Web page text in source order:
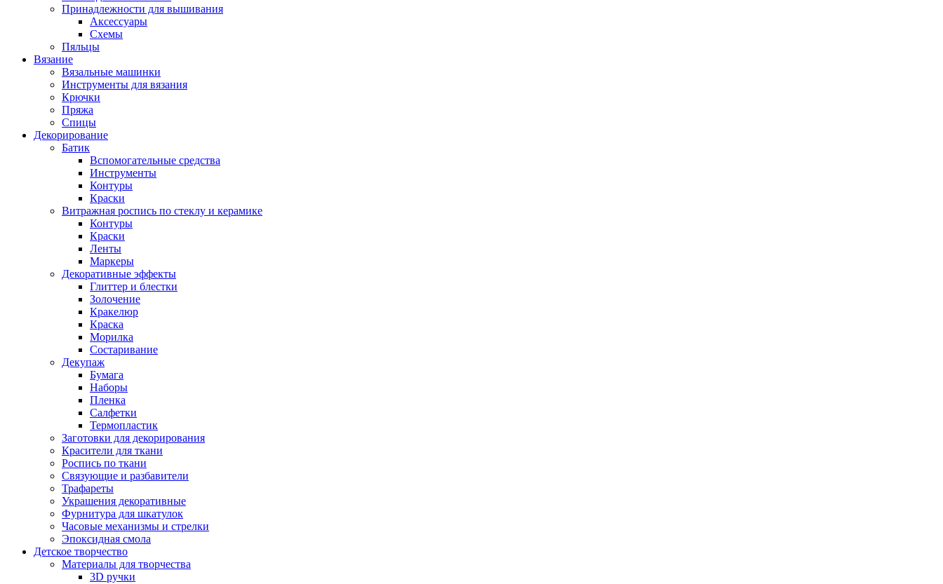
Принадлежности для вышивания
Аксессуары
Схемы
Пяльцы
Вязание
Вязальные машинки
Инструменты для вязания
Крючки
Пряжа
Спицы
Декорирование
Батик
Вспомогательные средства
Инструменты
Контуры
Краски
Витражная роспись по стеклу и керамике
Контуры
Краски
Ленты
Маркеры
Декоративные эффекты
Глиттер и блестки
Золочение
Кракелюр
Краска
Морилка
Состаривание
Декупаж
Бумага
Наборы
Пленка
Салфетки
Термопластик
Заготовки для декорирования
Красители для ткани
Роспись по ткани
Связующие и разбавители
Трафареты
Украшения декоративные
Фурнитура для шкатулок
Часовые механизмы и стрелки
Эпоксидная смола
Детское творчество
Материалы для творчества
3D ручки